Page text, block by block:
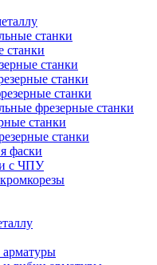
станки
станки
станки
станки
станки
фрезерные станки
станки
станки
фаски
с ЧПУ
арматуры